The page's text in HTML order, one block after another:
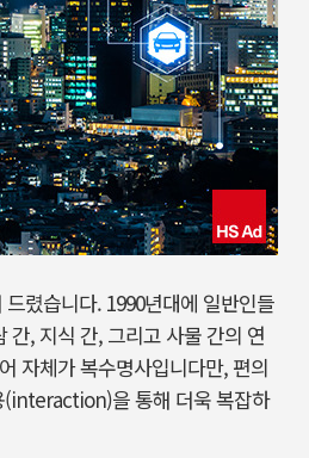
렸습니다. 1990년대에 일반인들
, 지식 간, 그리고 사물 간의 연
자체가 복수명사입니다만, 편의
을 통해 더욱 복잡하